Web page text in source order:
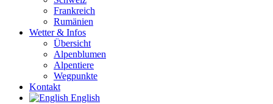
Frankreich
Rumänien
Wetter & Infos
Übersicht
Alpenblumen
Alpentiere
Wegpunkte
Kontakt
English